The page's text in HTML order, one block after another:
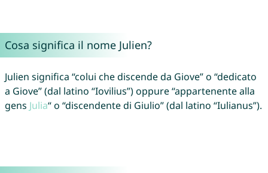
Cosa significa il nome Julien?
Julien significa “colui che discende da Giove” o “dedicato
a Giove” (dal latino “Iovilius”) oppure “appartenente alla
gens Julia“ o “discendente di Giulio” (dal latino “Iulianus”).